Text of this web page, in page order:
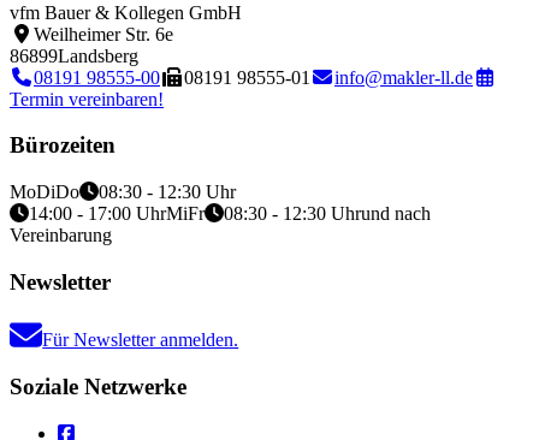
vfm Bauer & Kollegen GmbH
Weilheimer Str. 6e
86899Landsberg
08191 98555-00
08191 98555-01
info@makler-ll.de
Termin vereinbaren!
Bürozeiten
MoDiDo
08:30 - 12:30 Uhr
14:00 - 17:00 UhrMiFr 08:30 - 12:30 Uhrund nach
Vereinbarung
Newsletter
Für Newsletter anmelden.
Soziale Netzwerke